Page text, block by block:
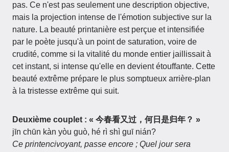
pas. Ce n'est pas seulement une description objective,
mais la projection intense de l'émotion subjective sur la
nature. La beauté printanière est perçue et intensifiée
par le poète jusqu'à un point de saturation, voire de
crudité, comme si la vitalité du monde entier jaillissait à
cet instant, si intense qu'elle en devient étouffante. Cette
beauté extrême prépare le plus somptueux arrière-plan
à la tristesse extrême qui suit.
Deuxième couplet : « 今春看又过，何日是归年？ »
jīn chūn kàn yòu guò, hé rì shì guī nián?
Ce printencivoyant, passe encore ; Quel jour sera